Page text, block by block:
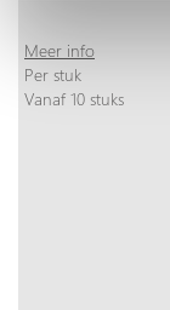
Meer info
Per stuk
Vanaf 10 stuks